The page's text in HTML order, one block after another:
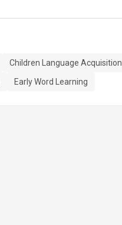
Children Language Acquisition
Early Word Learning